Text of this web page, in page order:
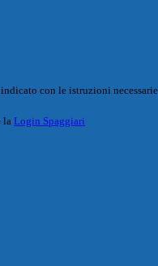
con le istruzioni
la Login Spaggiari